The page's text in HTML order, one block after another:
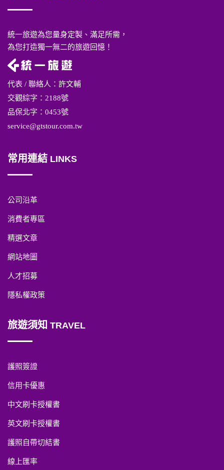
統一旅遊為您量身定製、滿足所需，
為您打造獨一無二的旅遊回憶！
代表 / 聯絡人：許文輔
交觀綜字：2188號
品保北字：0453號
service@gtstour.com.tw
常用連結 LINKS
公司沿革
消費者專區
精選文章
網站地圖
人才招募
隱私權政策
旅遊須知 TRAVEL
護照簽證
信用卡優惠
中文刷卡授權書
英文刷卡授權書
護照自帶切結書
線上匯率